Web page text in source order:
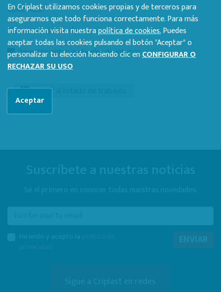
Color: Azul
Elementos ejecutados:
Revestimientos verticales de interior
Volver al listado de trabajos
ENVIAR
Sigue a Criplast en redes
En Criplast utilizamos cookies propias y de terceros para
asegurarnos que todo funciona correctamente. Para más
información visita nuestrapolítica de cookies.Puedes
aceptar todas las cookies pulsando el botón "Aceptar" o
personalizar tu elección haciendo clic enCONFIGURAR O
RECHAZAR SU USO
Aceptar